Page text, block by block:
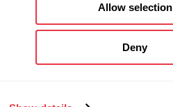
Allow selection
Deny